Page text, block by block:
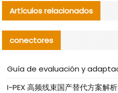
Artículos relacionados
conectores
I-PEX 高频线束国产替代方案解析